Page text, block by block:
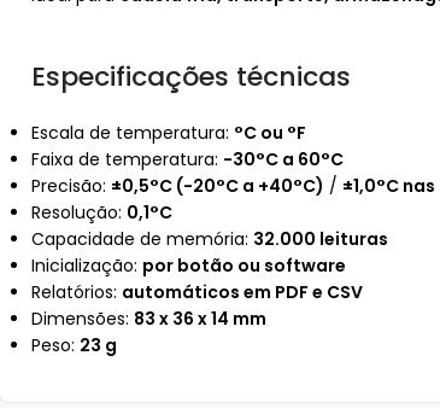
Especificações técnicas
Escala de temperatura: °C ou °F
Faixa de temperatura: -30°C a 60°C
Precisão: ±0,5°C (-20°C a +40°C) / ±1,0°C
Resolução: 0,1°C
Capacidade de memória: 32.000 leituras
Inicialização: por botão ou software
Relatórios: automáticos em PDF e CSV
Dimensões: 83 x 36 x 14 mm
Peso: 23 g